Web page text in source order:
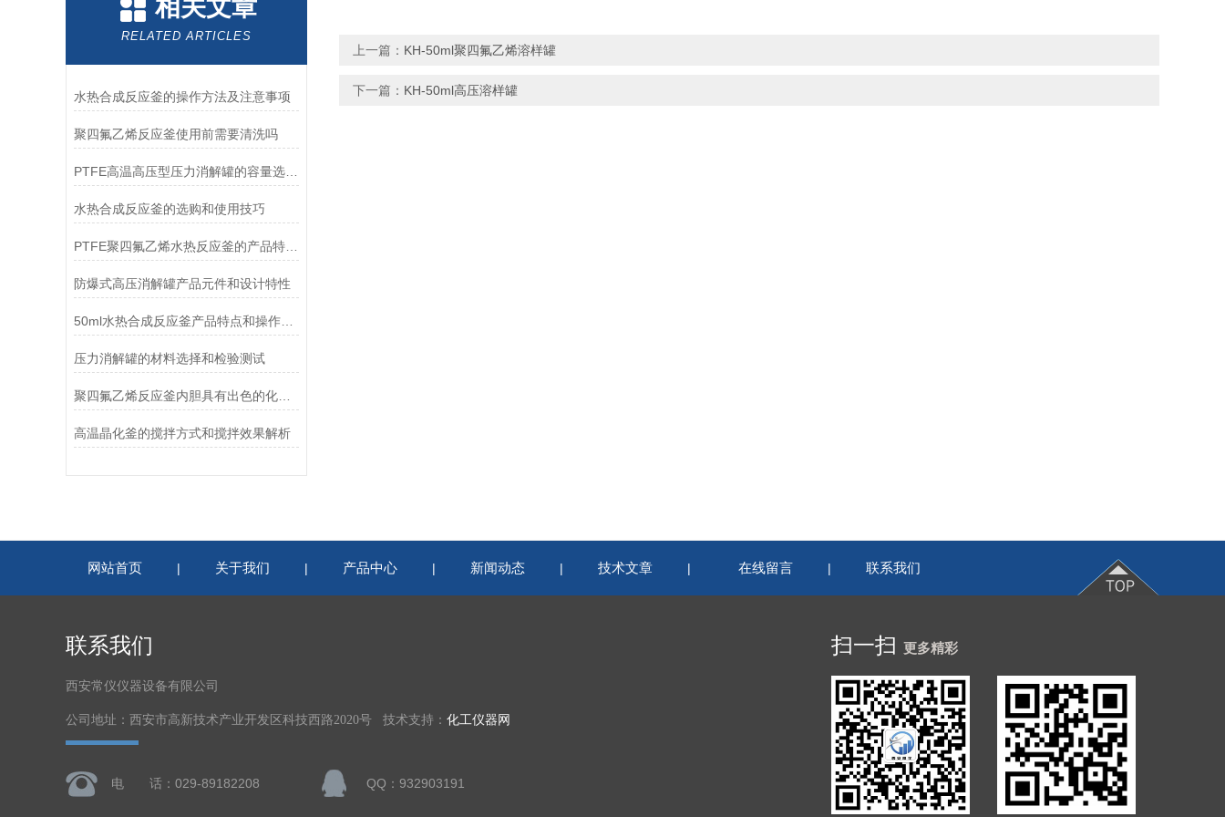
相关文章
RELATED ARTICLES
水热合成反应釜的操作方法及注意事项
聚四氟乙烯反应釜使用前需要清洗吗
PTFE高温高压型压力消解罐的容量选择和操作注意事项
水热合成反应釜的选购和使用技巧
PTFE聚四氟乙烯水热反应釜的产品特点和操作规则介绍
防爆式高压消解罐产品元件和设计特性
50ml水热合成反应釜产品特点和操作步骤
压力消解罐的材料选择和检验测试
聚四氟乙烯反应釜内胆具有出色的化学惰性和非粘附性能
高温晶化釜的搅拌方式和搅拌效果解析
上一篇： KH-50ml聚四氟乙烯溶样罐
下一篇： KH-50ml高压溶样罐
网站首页 | 关于我们 | 产品中心 | 新闻动态 | 技术文章 | 在线留言 | 联系我们
联系我们
西安常仪仪器设备有限公司
公司地址：西安市高新技术产业开发区科技西路2020号 技术支持： 化工仪器网
电 话：029-89182208 QQ：932903191
扫一扫 更多精彩